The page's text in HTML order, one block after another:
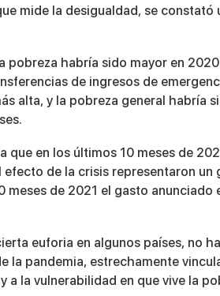
mide la desigualdad, se constató
pobreza habría sido mayor en
de ingresos de
alta, y la pobreza general habría
que en los últimos 10 meses de
de la crisis representaron
de 2021 el gasto anunciado
euforia en algunos países, no
pandemia, estrechamente
la vulnerabilidad en que vive la